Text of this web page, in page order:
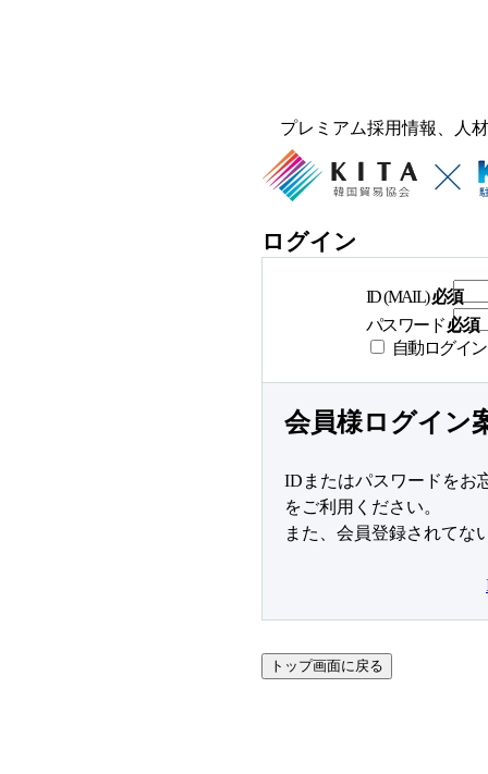
プレミアム採用情報、人
ログイン
ID (MAIL)必須
パスワード必須
自動ログイン
会員様ログイン
IDまたはパスワードをお
をご利用ください。
また、会員登録されてな
トップ画面に戻る